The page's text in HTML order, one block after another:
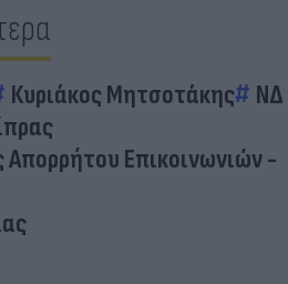
Κυριάκος Μητσοτάκης
ΝΔ
Επικοινωνιών -